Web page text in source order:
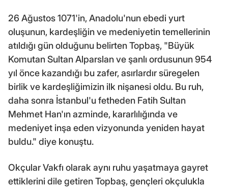
26 Ağustos 1071'in, Anadolu'nun ebedi yurt
oluşunun, kardeşliğin ve medeniyetin temellerinin
atıldığı gün olduğunu belirten Topbaş, "Büyük
Komutan Sultan Alparslan ve şanlı ordusunun 954
yıl önce kazandığı bu zafer, asırlardır süregelen
birlik ve kardeşliğimizin ilk nişanesi oldu. Bu ruh,
daha sonra İstanbul'u fetheden Fatih Sultan
Mehmet Han'ın azminde, kararlılığında ve
medeniyet inşa eden vizyonunda yeniden hayat
buldu." diye konuştu.
Okçular Vakfı olarak aynı ruhu yaşatmaya gayret
ettiklerini dile getiren Topbaş, gençleri okçulukla